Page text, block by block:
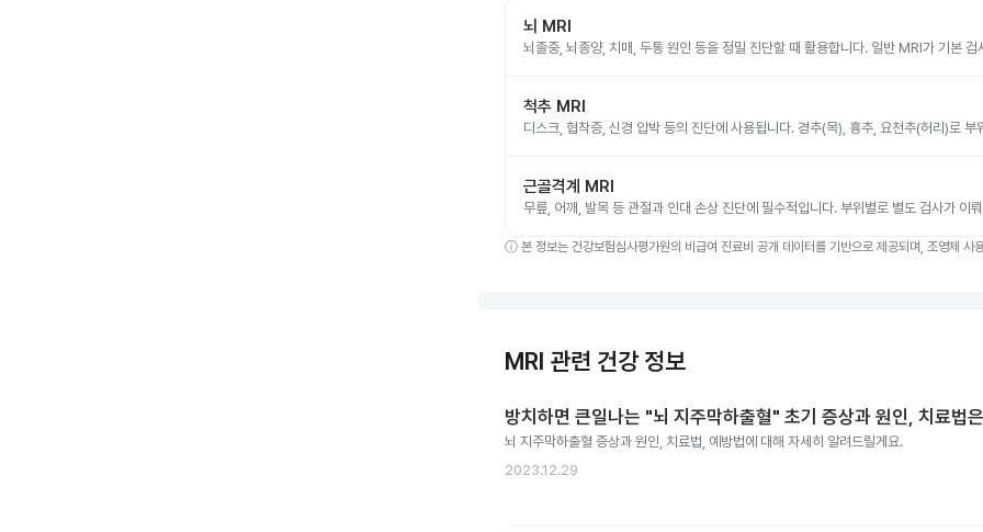
뇌 MRI
뇌졸중, 뇌종양, 치매, 두통 원인 등을 정밀 진단할 때 활용합니다. 일반 MRI가 기본 검
척추 MRI
디스크, 협착증, 신경 압박 등의 진단에 사용됩니다. 경추(목), 흉추, 요천추(허리)로 부
근골격계 MRI
무릎, 어깨, 발목 등 관절과 인대 손상 진단에 필수적입니다. 부위별로 별도 검사가 이
ⓘ 본 정보는 건강보험심사평가원의 비급여 진료비 공개 데이터를 기반으로 제공되며, 조영제
MRI 관련 건강 정보
방치하면 큰일나는 "뇌 지주막하출혈" 초기 증상과 원인, 치료법
뇌 지주막하출혈 증상과 원인, 치료법, 예방법에 대해 자세히 알려드릴게요.
2023.12.29